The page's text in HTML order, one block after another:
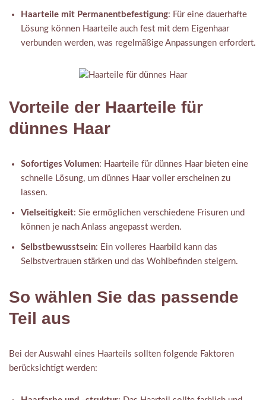
Haarteile mit Permanentbefestigung: Für eine dauerhafte
Lösung können Haarteile auch fest mit dem Eigenhaar
verbunden werden, was regelmäßige Anpassungen erfordert.
Vorteile der Haarteile für
dünnes Haar
Sofortiges Volumen: Haarteile für dünnes Haar bieten eine
schnelle Lösung, um dünnes Haar voller erscheinen zu
lassen.
Vielseitigkeit: Sie ermöglichen verschiedene Frisuren und
können je nach Anlass angepasst werden.
Selbstbewusstsein: Ein volleres Haarbild kann das
Selbstvertrauen stärken und das Wohlbefinden steigern.
So wählen Sie das passende
Teil aus
Bei der Auswahl eines Haarteils sollten folgende Faktoren
berücksichtigt werden: